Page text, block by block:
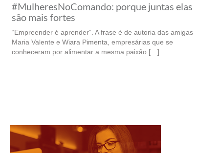
#MulheresNoComando: porque juntas elas
são mais fortes
“Empreender é aprender”. A frase é de autoria das amigas
Maria Valente e Wiara Pimenta, empresárias que se
conheceram por alimentar a mesma paixão […]